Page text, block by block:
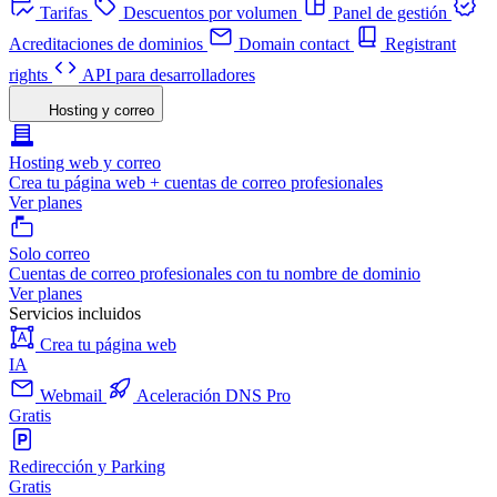
Tarifas
Descuentos por volumen
Panel de gestión
Acreditaciones de dominios
Domain contact
Registrant
rights
API para desarrolladores
Hosting y correo
Hosting web y correo
Crea tu página web + cuentas de correo profesionales
Ver planes
Solo correo
Cuentas de correo profesionales con tu nombre de dominio
Ver planes
Servicios incluidos
Crea tu página web
IA
Webmail
Aceleración DNS Pro
Gratis
Redirección y Parking
Gratis